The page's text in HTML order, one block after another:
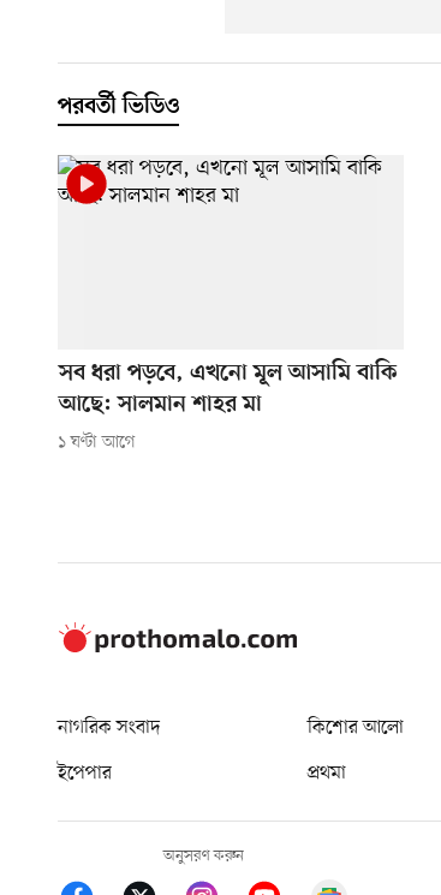
পরবর্তী ভিডিও
সব ধরা পড়বে, এখনো মূল আসামি বাকি
আছে: সালমান শাহর মা
১ ঘণ্টা আগে
নাগরিক সংবাদ কিশোর আলো
ইপেপার
প্রথমা
অনুসরণ করুন